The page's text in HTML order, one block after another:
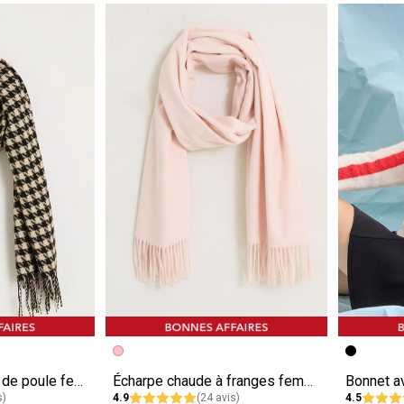
Echarpe motif pied de poule femme
Image précédente
Image suivante
Écharpe chaude à franges femme
4.9 (24 avis)
Image
Image
4.5